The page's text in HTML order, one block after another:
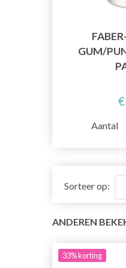
GUM/
Aantal
Sorteer op:
ANDEREN
33%korting